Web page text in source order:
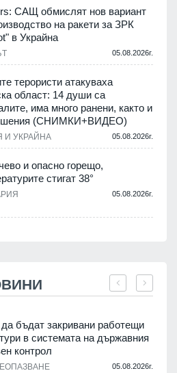
САЩ обмислят нов вариант
на ракети за ЗРК
в Украйна
05.08.2026г.
терористи атакуваха
област: 14 души са
има много ранени, както и
(СНИМКИ+ВИДЕО)
И УКРАЙНА 05.08.2026г.
и опасно горещо,
стигат 38°
05.08.2026г.
бъдат закривани работещи
в системата на държавния
контрол
05.08.2026г.